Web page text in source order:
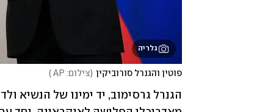
גלריה
פוטין והגנרל סורוביקין (צילום: AP )